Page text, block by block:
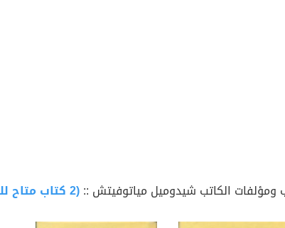
ومؤلفات الكاتب شيدوميل مياتوفيتش ::(2 كتاب متاح للتحميل)